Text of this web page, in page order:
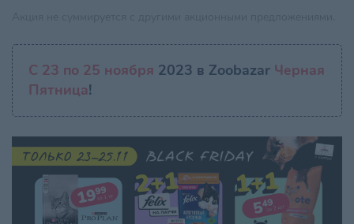
С 23 по 25 ноября 2023 в Zoobazar Черная
Пятница!